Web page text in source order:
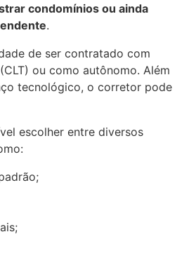
condomínios ou ainda
.
de ser contratado com
ou como autônomo. Além
tecnológico, o corretor pode
escolher entre diversos